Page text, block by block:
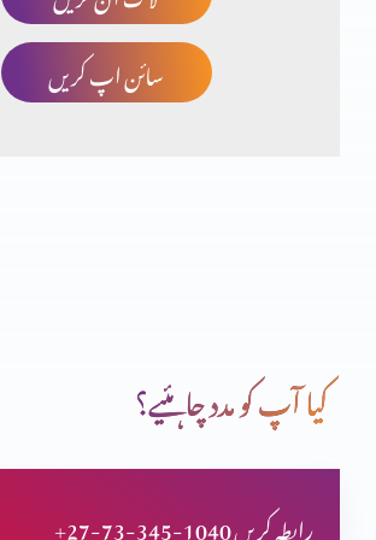
چھوٹا کون اور بڑا کون؟
خداوند شفقت میں غنی
سائن اپ کریں
کیا آپ کو مدد چاہئیے؟
+27-73-345-1040 رابطہ کریں